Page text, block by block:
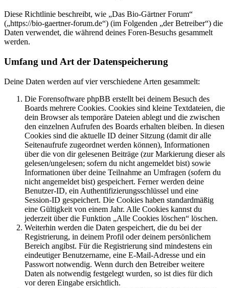
Diese Richtlinie beschreibt, wie „Das Bio-Gärtner Forum“
(„https://bio-gaertner-forum.de“) (im Folgenden „der Betreiber“) die
Daten verwendet, die während deines Foren-Besuchs gesammelt
werden.
Umfang und Art der Datenspeicherung
Deine Daten werden auf vier verschiedene Arten gesammelt:
Die Forensoftware phpBB erstellt bei deinem Besuch des
Boards mehrere Cookies. Cookies sind kleine Textdateien, die
dein Browser als temporäre Dateien ablegt und die zwischen
den einzelnen Aufrufen des Boards erhalten bleiben. In diesen
Cookies sind die aktuelle ID deiner Sitzung (damit dir alle
Seitenaufrufe zugeordnet werden können), Informationen
über die von dir gelesenen Beiträge (zur Markierung dieser als
gelesen/ungelesen; sofern du nicht angemeldet bist) sowie
Informationen über deine Teilnahme an Umfragen (sofern du
nicht angemeldet bist) gespeichert. Ferner werden deine
Benutzer-ID, ein Authentifizierungsschlüssel und eine
Session-ID gespeichert. Die Cookies haben standardmäßig
eine Gültigkeit von einem Jahr. Alle Cookies kannst du
jederzeit über die Funktion „Alle Cookies löschen“ löschen.
Weiterhin werden die Daten gespeichert, die du bei der
Registrierung, in deinem Profil oder deinem persönlichem
Bereich angibst. Für die Registrierung sind mindestens ein
eindeutiger Benutzername, eine E-Mail-Adresse und ein
Passwort notwendig. Wenn durch den Betreiber weitere
Daten als notwendig festgelegt wurden, so ist dies für dich
vor deren Eingabe ersichtlich.